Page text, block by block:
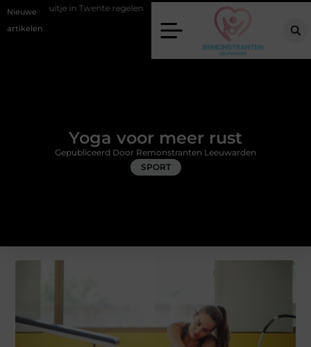
Nieuwe
artikelen
regelen Wat zero-click search betekent voor de toekomst
Yoga voor meer rust
SPORT
Gepubliceerd Door Remonstranten Leeuwarden